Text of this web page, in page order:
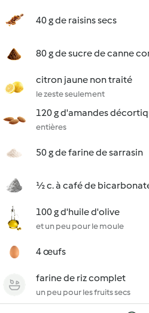
40 g de raisins secs
80 g de sucre de canne
citron jaune non traité
le zeste seulement
120 g d'amandes
entières
50 g de farine de sarrasin
½ c. à café de
100 g d'huile d'olive
et un peu pour le moule
4 œufs
farine de riz complet
un peu pour les fruits secs